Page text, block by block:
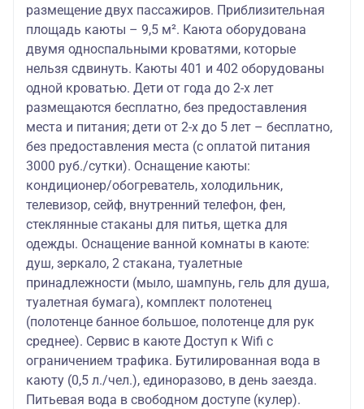
размещение двух пассажиров. Приблизительная
площадь каюты – 9,5 м². Каюта оборудована
двумя односпальными кроватями, которые
нельзя сдвинуть. Каюты 401 и 402 оборудованы
одной кроватью. Дети от года до 2-х лет
размещаются бесплатно, без предоставления
места и питания; дети от 2-х до 5 лет – бесплатно,
без предоставления места (с оплатой питания
3000 руб./сутки). Оснащение каюты:
кондиционер/обогреватель, холодильник,
телевизор, сейф, внутренний телефон, фен,
стеклянные стаканы для питья, щетка для
одежды. Оснащение ванной комнаты в каюте:
душ, зеркало, 2 стакана, туалетные
принадлежности (мыло, шампунь, гель для душа,
туалетная бумага), комплект полотенец
(полотенце банное большое, полотенце для рук
среднее). Сервис в каюте Доступ к Wifi с
ограничением трафика. Бутилированная вода в
каюту (0,5 л./чел.), единоразово, в день заезда.
Питьевая вода в свободном доступе (кулер).